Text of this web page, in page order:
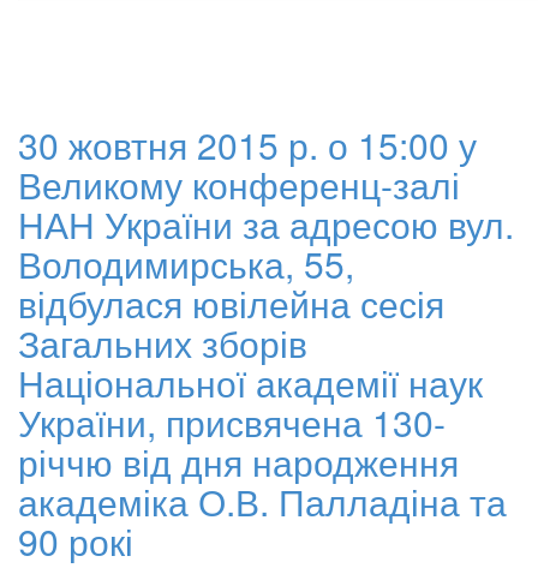
30 жовтня 2015 р. о 15:00 у
Великому конференц-залі
НАН України за адресою вул.
Володимирська, 55,
відбулася ювілейна сесія
Загальних зборів
Національної академії наук
України, присвячена 130-
річчю від дня народження
академіка О.В. Палладіна та
90 рокі